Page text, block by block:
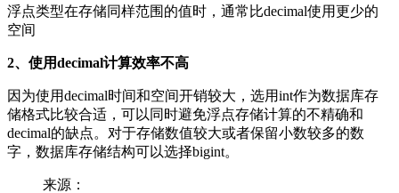
浮点类型在存储同样范围的值时，通常比decimal使用更少的
空间
2、使用decimal计算效率不高
因为使用decimal时间和空间开销较大，选用int作为数据库存
储格式比较合适，可以同时避免浮点存储计算的不精确和
decimal的缺点。对于存储数值较大或者保留小数较多的数
字，数据库存储结构可以选择bigint。
来源：